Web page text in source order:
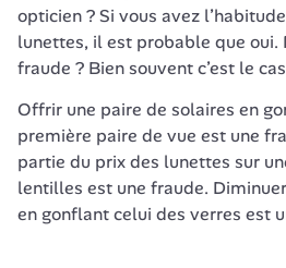
opticien ? Si vous avez
lunettes, il est probable que oui.
fraude ? Bien souvent c’est le
Offrir une paire de solaires en
première paire de vue est une
partie du prix des lunettes sur
lentilles est une fraude.
en gonflant celui des verres est